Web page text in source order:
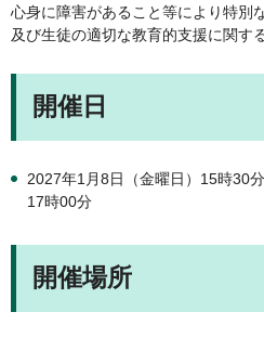
心身に障害があること等により特別
及び生徒の適切な教育的支援に関す
開催日
2027年1月8日（金曜日）15時30
17時00分
開催場所